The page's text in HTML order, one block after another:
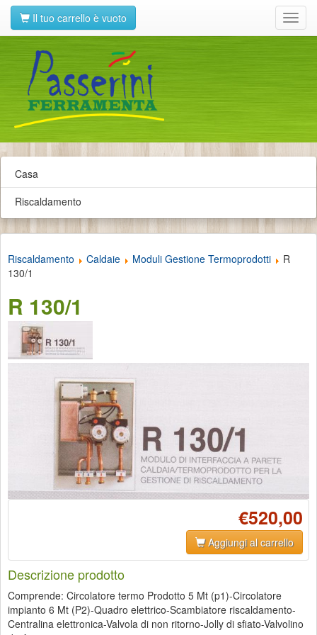
Il tuo carrello è vuoto
Casa
Riscaldamento
Riscaldamento Caldaie Moduli Gestione Termoprodotti
R
130/1
R 130/1
€520,00
Aggiungi al carrello
Descrizione prodotto
Comprende: Circolatore termo Prodotto 5 Mt (p1)-Circolatore
impianto 6 Mt (P2)-Quadro elettrico-Scambiatore riscaldamento-
Centralina elettronica-Valvola di non ritorno-Jolly di sfiato-Valvolino